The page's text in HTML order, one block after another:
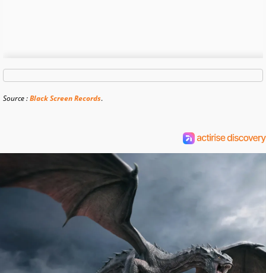
Source :Black Screen Records.